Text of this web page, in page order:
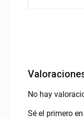
No hay
Sé el primero